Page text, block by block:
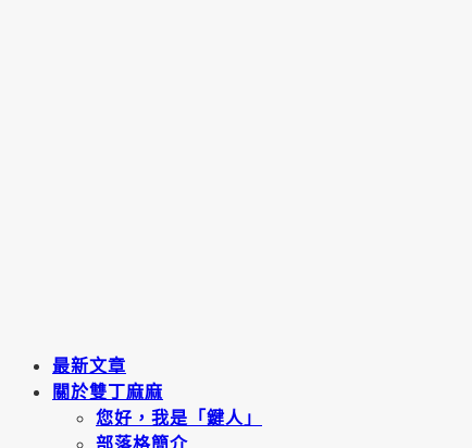
最新文章
關於雙丁麻麻
您好，我是「鍵人」
部落格簡介